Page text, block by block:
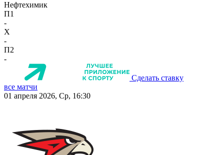
Нефтехимик
П1
-
X
-
П2
-
Сделать ставку
все матчи
01 апреля 2026, Ср, 16:30